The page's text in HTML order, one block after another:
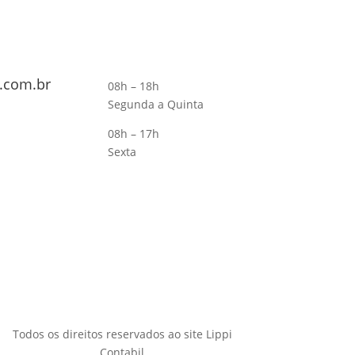
08h – 18h
Segunda a Quinta
08h – 17h
Sexta
Todos os direitos reservados ao site Lippi